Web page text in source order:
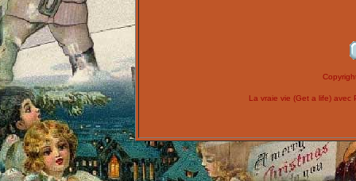
La vraie vie (Get a life)